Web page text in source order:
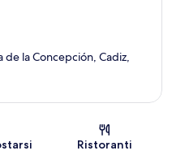
de la Concepción, Cadiz,
Ristoranti